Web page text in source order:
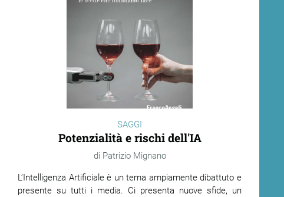
SAGGI
Potenzialità e rischi dell'IA
Patrizio Mignano
L’Intelligenza Artificiale è un tema ampiamente dibattuto e
presente su tutti i media. Ci presenta nuove sfide, un